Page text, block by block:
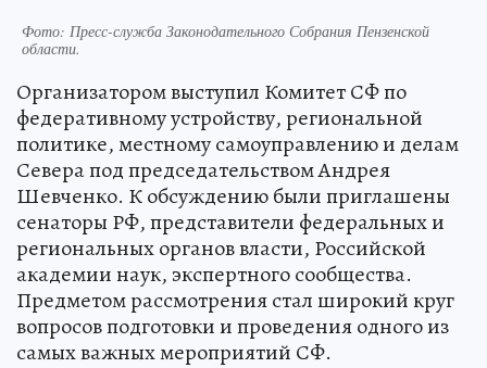
Фото: Пресс-служба Законодательного Собрания Пензенской
области.
Организатором выступил Комитет СФ по
федеративному устройству, региональной
политике, местному самоуправлению и делам
Севера под председательством Андрея
Шевченко. К обсуждению были приглашены
сенаторы РФ, представители федеральных и
региональных органов власти, Российской
академии наук, экспертного сообщества.
Предметом рассмотрения стал широкий круг
вопросов подготовки и проведения одного из
самых важных мероприятий СФ.